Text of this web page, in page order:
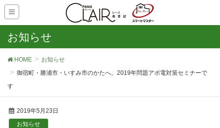
お知らせ
HOME
お知らせ
御宿町・勝浦市・いすみ市のかたへ。2019年問題アポ電対策セミナーで
す
2019年5月23日
お知らせ